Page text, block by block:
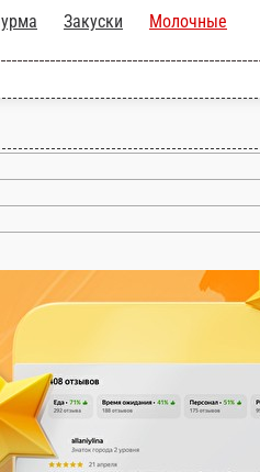
Шаурма Закуски
Молочные